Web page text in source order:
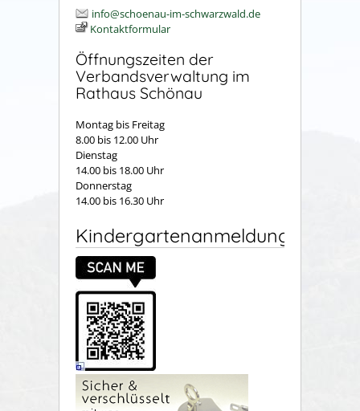
info@schoenau-im-schwarzwald.de
Kontaktformular
Öffnungszeiten der
Verbandsverwaltung im
Rathaus Schönau
Montag bis Freitag
8.00 bis 12.00 Uhr
Dienstag
14.00 bis 18.00 Uhr
Donnerstag
14.00 bis 16.30 Uhr
Kindergartenanmeldung